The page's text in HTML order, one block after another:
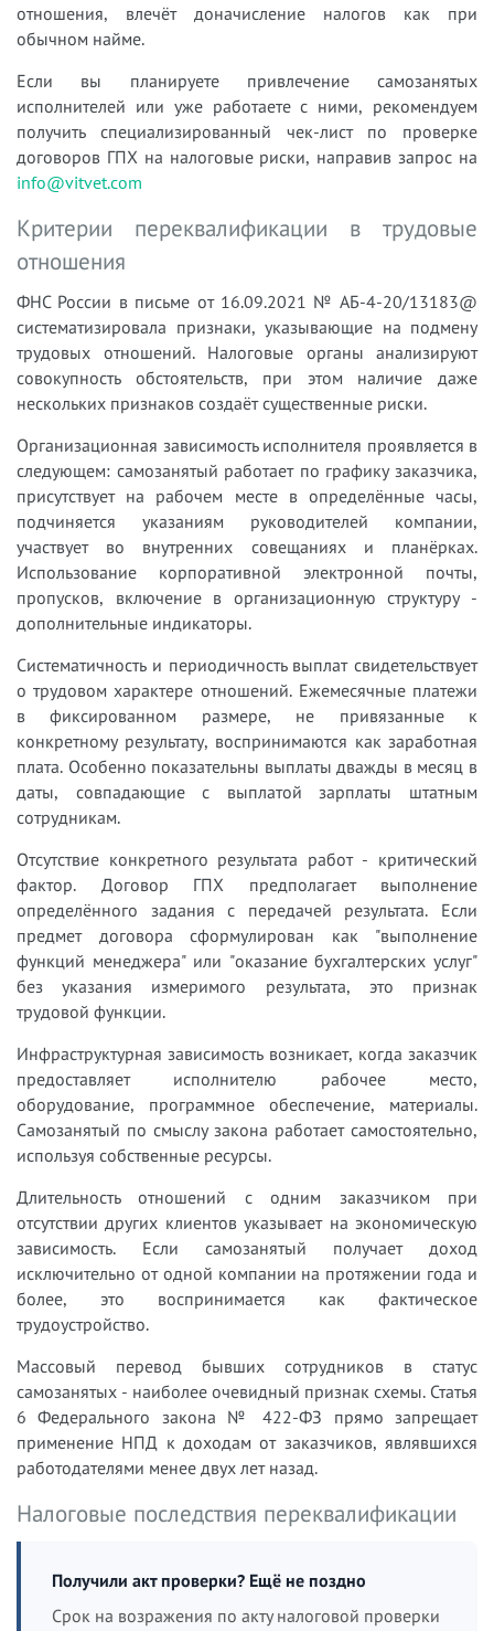
отношения, влечёт доначисление налогов как при
обычном найме.
Если вы планируете привлечение самозанятых
исполнителей или уже работаете с ними, рекомендуем
получить специализированный чек-лист по проверке
договоров ГПХ на налоговые риски, направив запрос на
info@vitvet.com
Критерии переквалификации в трудовые
отношения
ФНС России в письме от 16.09.2021 № АБ-4-20/13183@
систематизировала признаки, указывающие на подмену
трудовых отношений. Налоговые органы анализируют
совокупность обстоятельств, при этом наличие даже
нескольких признаков создаёт существенные риски.
Организационная зависимость исполнителя проявляется в
следующем: самозанятый работает по графику заказчика,
присутствует на рабочем месте в определённые часы,
подчиняется указаниям руководителей компании,
участвует во внутренних совещаниях и планёрках.
Использование корпоративной электронной почты,
пропусков, включение в организационную структуру -
дополнительные индикаторы.
Систематичность и периодичность выплат свидетельствует
о трудовом характере отношений. Ежемесячные платежи
в фиксированном размере, не привязанные к
конкретному результату, воспринимаются как заработная
плата. Особенно показательны выплаты дважды в месяц в
даты, совпадающие с выплатой зарплаты штатным
сотрудникам.
Отсутствие конкретного результата работ - критический
фактор. Договор ГПХ предполагает выполнение
определённого задания с передачей результата. Если
предмет договора сформулирован как "выполнение
функций менеджера" или "оказание бухгалтерских услуг"
без указания измеримого результата, это признак
трудовой функции.
Инфраструктурная зависимость возникает, когда заказчик
предоставляет исполнителю рабочее место,
оборудование, программное обеспечение, материалы.
Самозанятый по смыслу закона работает самостоятельно,
используя собственные ресурсы.
Длительность отношений с одним заказчиком при
отсутствии других клиентов указывает на экономическую
зависимость. Если самозанятый получает доход
исключительно от одной компании на протяжении года и
более, это воспринимается как фактическое
трудоустройство.
Массовый перевод бывших сотрудников в статус
самозанятых - наиболее очевидный признак схемы. Статья
6 Федерального закона № 422-ФЗ прямо запрещает
применение НПД к доходам от заказчиков, являвшихся
работодателями менее двух лет назад.
Налоговые последствия переквалификации
Получили акт проверки? Ещё не поздно
Срок на возражения по акту налоговой проверки